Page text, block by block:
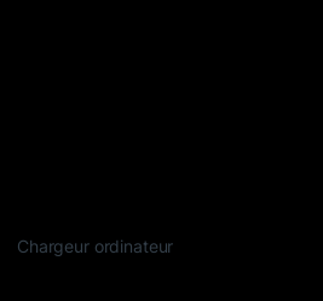
Chargeur ordinateur